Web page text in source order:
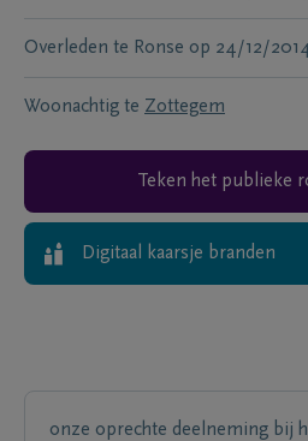
Overleden te Ronse op 24/12/
Woonachtig te Zottegem
Teken het publieke
Digitaal kaarsje branden
onze oprechte deelneming bij